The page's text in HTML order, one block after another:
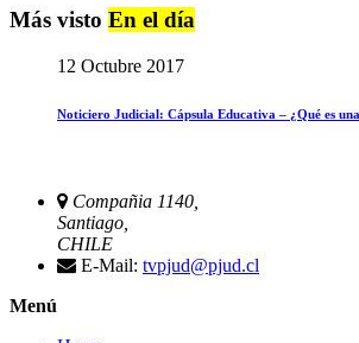
Más visto En el día
12 Octubre 2017
Noticiero Judicial: Cápsula Educativa – ¿Qué es
Compañia 1140,
Santiago,
CHILE
E-Mail: tvpjud@pjud.cl
Menú